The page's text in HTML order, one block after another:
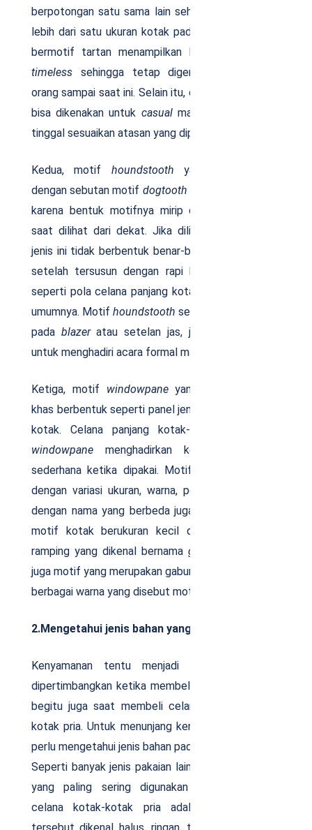
berpotongan satu sama lain sehingga membentuk
lebih dari satu ukuran kotak pada kain. Celana pria
bermotif tartan menampilkan kesan
timeless sehingga tetap digemari oleh banyak
orang sampai saat ini. Selain itu, celana jenis ini juga
bisa dikenakan untuk casual maupun
tinggal sesuaikan atasan yang dipakai.
Kedua, motif houndstooth yang dikenal juga
dengan sebutan motif dogtooth
karena bentuk motifnya mirip dengan gigi anjing
saat dilihat dari dekat. Jika dilihat sekilas, motif
jenis ini tidak berbentuk benar-benar kotak, namun
setelah tersusun dengan rapi baru akan terlihat
seperti pola celana panjang kotak-kotak pria pada
umumnya. Motif houndstooth sering juga digunakan
pada blazeratau setelan jas, jadi cocok dipakai
untuk menghadiri acara formal maupun informal.
Ketiga, motif windowpaneyang mempunyai ciri
khas berbentuk seperti panel jendela yang bergaris
kotak. Celana panjang kotak-kotak pria motif
windowpane menghadirkan kesan klasik dan
sederhana ketika dipakai. Motif jenis ini didesain
dengan variasi ukuran, warna, pola yang berbeda,
dengan nama yang berbeda juga. Sebagai contoh,
motif kotak berukuran kecil dan memiliki garis
ramping yang dikenal bernama graph checks
juga motif yang merupakan gabungan kotak dengan
berbagai warna yang disebut motif
2.Mengetahui jenis bahan yang digunakan
Kenyamanan tentu menjadi hal utama yang
dipertimbangkan ketika membeli celana atau baju,
begitu juga saat membeli celana panjang kotak-
kotak pria. Untuk menunjang kenyamanan ini, Anda
perlu mengetahui jenis bahan pada celana tersebut.
Seperti banyak jenis pakaian lain, salah satu bahan
yang paling sering digunakan untuk membuat
celana kotak-kotak pria adalah katun. Bahan
tersebut dikenal halus, ringan, tidak terlalu tebal,